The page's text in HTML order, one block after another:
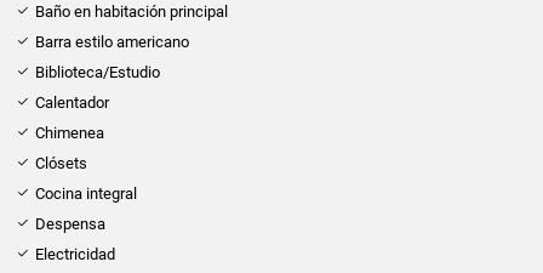
Baño en habitación principal
Barra estilo americano
Biblioteca/Estudio
Calentador
Chimenea
Clósets
Cocina integral
Despensa
Electricidad